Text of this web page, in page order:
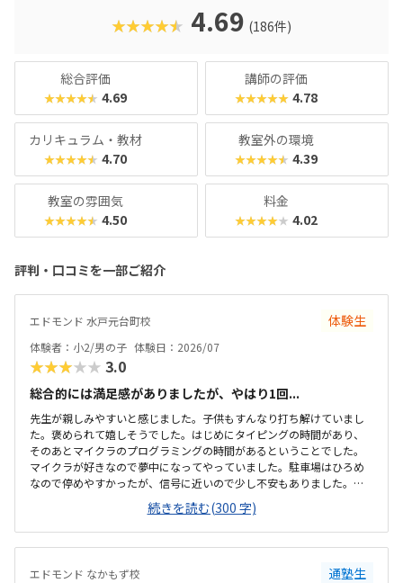
す。成長が“見える”チェックシートやタイピングシートな
ど、“続けたくなる仕組み”が整っているため、高い継続率に
ん、「好きなことから将来につながる力を育てたい」「子ど
もの成長を実感したい」というご家庭にもおすすめのスクー
ルです！
★★★★★ 4.69 (186件)
総合評価
★★★★★ 4.69
講師の評価
★★★★★ 4.78
カリキュラム・教材
★★★★★ 4.70
教室外の環境
★★★★★ 4.39
教室の雰囲気
★★★★★ 4.50
料金
★★★★★ 4.02
評判・口コミを一部ご紹介
エドモンド 水戸元台町校 体験生
体験者：小2/男の子 体験日：2026/07
★★★★★ 3.0
総合的には満足感がありましたが、やはり1回...
先生が親しみやすいと感じました。子供もすんなり打ち解けていまし
た。褒められて嬉しそうでした。はじめにタイピングの時間があり、
そのあとマイクラのプログラミングの時間があるということでした。
マイクラが好きなので夢中になってやっていました。駐車場はひろめ
なので停めやすかったが、信号に近いので少し不安もありました。清
潔感がありました。冷房も効いていて過ごしやすいと感じました。机
や椅子も使いやすそうでした。月のうち2回で、自由に日程を決められ
るのは嬉しいと感じました。1回にかかる費用が安くはないので考えて
しまいます。マイクラが好きなので夢中になってやっていたので嬉し
続きを読む(300 字)
エドモンド なかもず校 通塾生